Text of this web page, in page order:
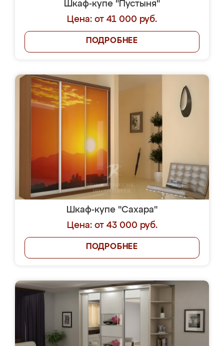
Шкаф-купе "Пустыня"
Цена: от 41 000 руб.
ПОДРОБНЕЕ
Шкаф-купе "Сахара"
Цена: от 43 000 руб.
ПОДРОБНЕЕ